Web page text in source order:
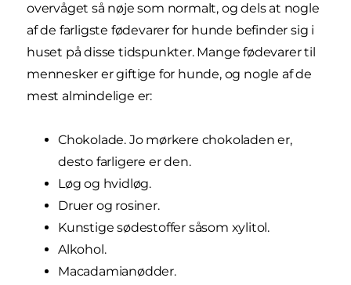
overvåget så nøje som normalt, og dels at nogle
af de farligste fødevarer for hunde befinder sig i
huset på disse tidspunkter. Mange fødevarer til
mennesker er giftige for hunde, og nogle af de
mest almindelige er:
Chokolade. Jo mørkere chokoladen er,
desto farligere er den.
Løg og hvidløg.
Druer og rosiner.
Kunstige sødestoffer såsom xylitol.
Alkohol.
Macadamianødder.